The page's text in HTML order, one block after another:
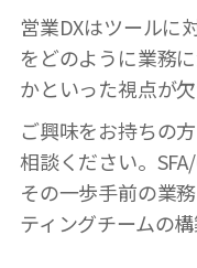
営業DXはツールに
をどのように業務
かといった視点が欠
ご興味をお持ちの
相談ください。
その一歩手前の業
ティングチームの